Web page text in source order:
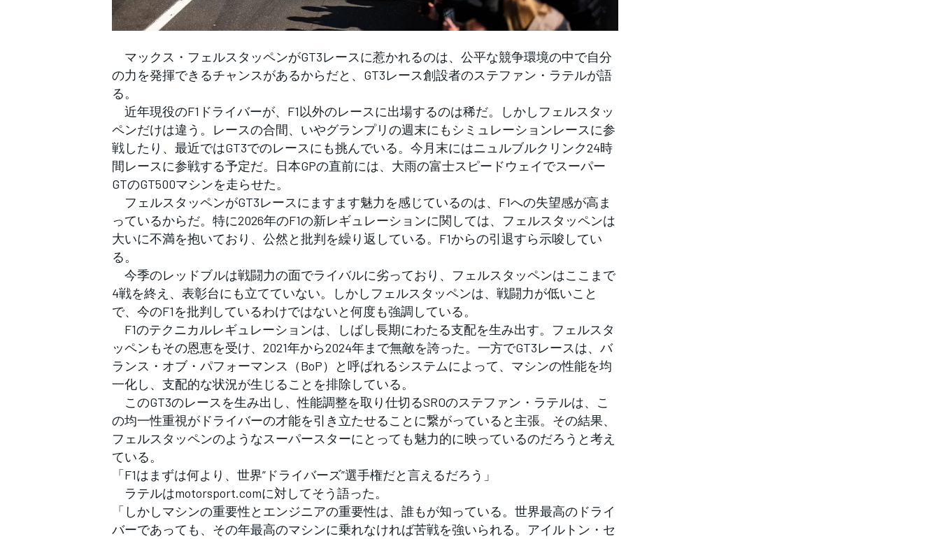
フォーミュラE
マックス・フェルスタッペンがGT3レースに惹かれるのは、公平な競争環境の中で自分
の力を発揮できるチャンスがあるからだと、GT3レース創設者のステファン・ラテルが語
る。
近年現役のF1ドライバーが、F1以外のレースに出場するのは稀だ。しかしフェルスタッ
ペンだけは違う。レースの合間、いやグランプリの週末にもシミュレーションレースに参
戦したり、最近ではGT3でのレースにも挑んでいる。今月末にはニュルブルクリンク24時
間レースに参戦する予定だ。日本GPの直前には、大雨の富士スピードウェイでスーパー
GTのGT500マシンを走らせた。
フェルスタッペンがGT3レースにますます魅力を感じているのは、F1への失望感が高ま
っているからだ。特に2026年のF1の新レギュレーションに関しては、フェルスタッペンは
大いに不満を抱いており、公然と批判を繰り返している。F1からの引退すら示唆してい
る。
今季のレッドブルは戦闘力の面でライバルに劣っており、フェルスタッペンはここまで
4戦を終え、表彰台にも立てていない。しかしフェルスタッペンは、戦闘力が低いこと
で、今のF1を批判しているわけではないと何度も強調している。
F1のテクニカルレギュレーションは、しばし長期にわたる支配を生み出す。フェルスタ
ッペンもその恩恵を受け、2021年から2024年まで無敵を誇った。一方でGT3レースは、バ
ランス・オブ・パフォーマンス（BoP）と呼ばれるシステムによって、マシンの性能を均
一化し、支配的な状況が生じることを排除している。
このGT3のレースを生み出し、性能調整を取り仕切るSROのステファン・ラテルは、こ
の均一性重視がドライバーの才能を引き立たせることに繋がっていると主張。その結果、
フェルスタッペンのようなスーパースターにとっても魅力的に映っているのだろうと考え
ている。
「F1はまずは何より、世界”ドライバーズ”選手権だと言えるだろう」
ラテルはmotorsport.comに対してそう語った。
「しかしマシンの重要性とエンジニアの重要性は、誰もが知っている。世界最高のドライ
バーであっても、その年最高のマシンに乗れなければ苦戦を強いられる。アイルトン・セ